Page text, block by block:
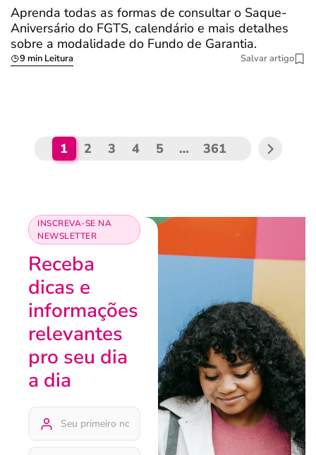
Aprenda todas as formas de consultar o Saque-
Aniversário do FGTS, calendário e mais detalhes
sobre a modalidade do Fundo de Garantia.
9 min Leitura Salvar artigo
1 2 3 4 5 … 361
INSCREVA-SE NA
NEWSLETTER
Receba
dicas e
informações
relevantes
pro seu dia
a dia